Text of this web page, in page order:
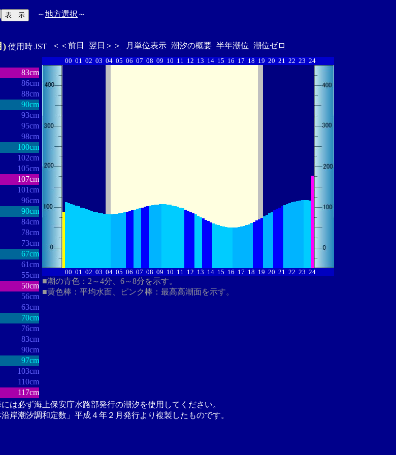
～地方選択 ～
) 使用時 JST ＜＜ 前日 翌日 ＞＞ 月単位表示 潮汐の概要 半年潮位 潮位ゼロ
83cm
86cm
88cm
90cm
93cm
95cm
98cm
100cm
102cm
105cm
107cm
101cm
96cm
90cm
84cm
78cm
73cm
67cm
61cm
55cm
50cm
56cm
63cm
70cm
76cm
83cm
90cm
97cm
103cm
110cm
117cm
00 01 02 03 04 05 06 07 08 09 10 11 12 13 14 15 16 17 18 19 20 21 22 23 24
00 01 02 03 04 05 06 07 08 09 10 11 12 13 14 15 16 17 18 19 20 21 22 23 24
■潮の青色：2～4分、6～8分を示す。
■黄色棒：平均水面、ピンク棒：最高高潮面を示す。
は必ず海上保安庁水路部発行の潮汐を使用してください。
岸潮汐調和定数」平成４年２月発行より複製したものです。